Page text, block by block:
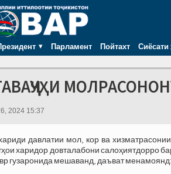
Парламент Пойтахт
2024 15:37
давлатии мол, кор ва
харидор довталабони салоҳиятдорро
гузаронида мешаванд, даъват менамоянд: